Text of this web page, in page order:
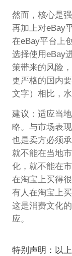
然而，核心是
再加上对eBay
在eBay平台上
选择使用eBay
策带来的风险
更严格的国内
文字）相比，
建议：适应当
略。与市场表
也是卖方必须
就不能在当地
化，就不能在
在淘宝上买得
有人在淘宝上
这是消费文化
应。
特别声明：以